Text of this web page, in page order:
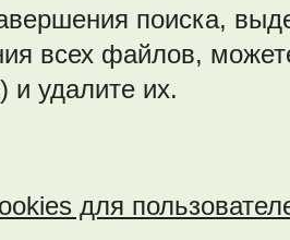
поиска,
всех файлов,
и удалите их.
для